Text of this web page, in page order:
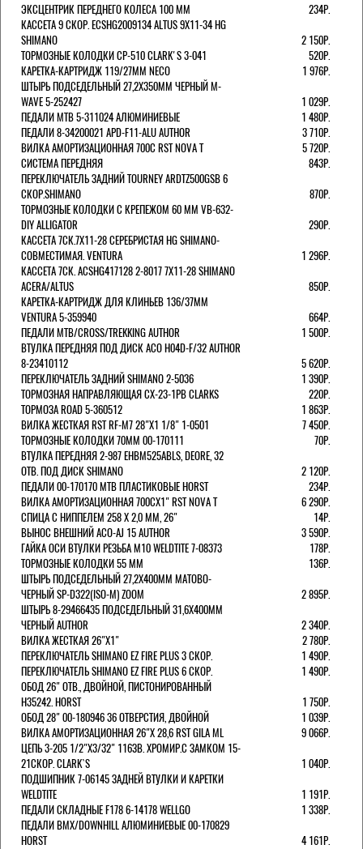
ЭКСЦЕНТРИК ПЕРЕДНЕГО КОЛЕСА 100 ММ
234Р.
КАССЕТА 9 СКОР. ECSHG2009134 ALTUS 9Х11-34 HG
SHIMANO
2 150Р.
ТОРМОЗНЫЕ КОЛОДКИ CP-510 CLARK'S 3-041
520Р.
КАРЕТКА-КАРТРИДЖ 119/27ММ NECO
1 976Р.
ШТЫРЬ ПОДСЕДЕЛЬНЫЙ 27,2Х350ММ ЧЕРНЫЙ M-
WAVE 5-252427
1 029Р.
ПЕДАЛИ MTB 5-311024 АЛЮМИНИЕВЫЕ
1 480Р.
ПЕДАЛИ 8-34200021 APD-F11-ALU AUTHOR
3 710Р.
ВИЛКА АМОРТИЗАЦИОННАЯ 700С RST NOVA T
5 720Р.
СИСТЕМА ПЕРЕДНЯЯ
843Р.
ПЕРЕКЛЮЧАТЕЛЬ ЗАДНИЙ TOURNEY ARDTZ500GSB 6
СКОР.SHIMANO
870Р.
ТОРМОЗНЫЕ КОЛОДКИ С КРЕПЕЖОМ 60 ММ VB-632-
DIY ALLIGATOR
290Р.
КАССЕТА 7СК.7Х11-28 СЕРЕБРИСТАЯ HG SHIMANO-
СОВМЕСТИМАЯ. VENTURA
1 296Р.
КАССЕТА 7СК. ACSHG417128 2-8017 7Х11-28 SHIMANO
ACERA/ALTUS
850Р.
КАРЕТКА-КАРТРИДЖ ДЛЯ КЛИНЬЕВ 136/37ММ
VENTURA 5-359940
664Р.
ПЕДАЛИ MTB/CROSS/TREKKING AUTHOR
1 500Р.
ВТУЛКА ПЕРЕДНЯЯ ПОД ДИСК ACO H04D-F/32 AUTHOR
8-23410112
5 620Р.
ПЕРЕКЛЮЧАТЕЛЬ ЗАДНИЙ SHIMANO 2-5036
1 390Р.
ТОРМОЗНАЯ НАПРАВЛЯЮЩАЯ CX-23-1PB CLARKS
220Р.
ТОРМОЗА ROAD 5-360512
1 863Р.
ВИЛКА ЖЕСТКАЯ RST RF-M7 28"Х1 1/8" 1-0501
7 450Р.
ТОРМОЗНЫЕ КОЛОДКИ 70ММ 00-170111
70Р.
ВТУЛКА ПЕРЕДНЯЯ 2-987 EHBM525ABLS, DEORE, 32
ОТВ. ПОД ДИСК SHIMANO
2 120Р.
ПЕДАЛИ 00-170170 МТВ ПЛАСТИКОВЫЕ HORST
234Р.
ВИЛКА АМОРТИЗАЦИОННАЯ 700СХ1" RST NOVA T
6 290Р.
СПИЦА С НИППЕЛЕМ 258 Х 2,0 ММ, 26"
14Р.
ВЫНОС ВНЕШНИЙ ACO-AJ 15 AUTHOR
3 590Р.
ГАЙКА ОСИ ВТУЛКИ РЕЗЬБА М10 WELDTITE 7-08373
178Р.
ТОРМОЗНЫЕ КОЛОДКИ 55 ММ
136Р.
ШТЫРЬ ПОДСЕДЕЛЬНЫЙ 27,2Х400ММ МАТОВО-
ЧЕРНЫЙ SP-D322(ISO-M) ZOOM
2 895Р.
ШТЫРЬ 8-29466435 ПОДСЕДЕЛЬНЫЙ 31,6X400ММ
ЧЕРНЫЙ AUTHOR
2 340Р.
ВИЛКА ЖЕСТКАЯ 26"Х1"
2 780Р.
ПЕРЕКЛЮЧАТЕЛЬ SHIMANO EZ FIRE PLUS 3 СКОР.
1 490Р.
ПЕРЕКЛЮЧАТЕЛЬ SHIMANO EZ FIRE PLUS 6 СКОР.
1 490Р.
ОБОД 26" ОТВ., ДВОЙНОЙ, ПИСТОНИРОВАННЫЙ
H35242. HORST
1 750Р.
ОБОД 28" 00-180946 36 ОТВЕРСТИЯ, ДВОЙНОЙ
1 039Р.
ВИЛКА АМОРТИЗАЦИОННАЯ 26"Х 28,6 RST GILA ML
9 066Р.
ЦЕПЬ 3-205 1/2"X3/32" 116ЗВ. ХРОМИР.С ЗАМКОМ 15-
21СКОР. CLARK`S
1 040Р.
ПОДШИПНИК 7-06145 ЗАДНЕЙ ВТУЛКИ И КАРЕТКИ
WELDTITE
1 191Р.
ПЕДАЛИ СКЛАДНЫЕ F178 6-14178 WELLGO
1 338Р.
ПЕДАЛИ BMX/DOWNHILL АЛЮМИНИЕВЫЕ 00-170829
HORST
4 161Р.